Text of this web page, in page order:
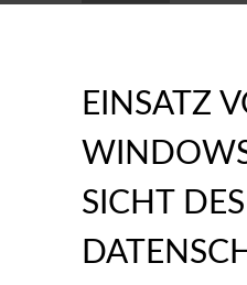
EINSATZ
SICHT DES